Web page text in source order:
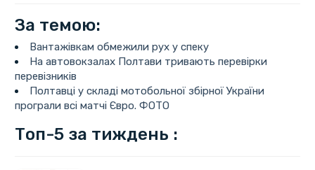
За темою:
Вантажівкам обмежили рух у спеку
На автовокзалах Полтави тривають перевірки
перевізників
Полтавці у складі мотобольної збірної України
програли всі матчі Євро. ФОТО
Топ-5 за тиждень :